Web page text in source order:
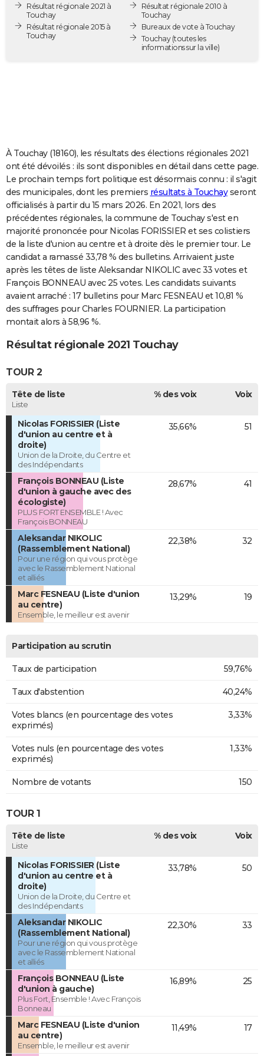
Destinations
City break
Voyage nature
Voyage de noces
Forum
PHOTO
GUIDES D'ACHAT
COPAINS D'AVANT
S'inscrire
Se connecter
Lycées
Collèges
Primaires
Universités
Entreprises
Service militaire
Avis de recherche
AVIS DE DÉCÈS
FORUM
Bricolage
Lifestyle
Culture
Sport
Auto
Television
Voyage
Cinema
Résultat régionale 2021 à
Touchay
Résultat régionale 2015 à
Touchay
Résultat régionale 2010 à
Touchay
Bureaux de vote à Touchay
Touchay(toutes les
informations sur la ville)
À Touchay (18160), les résultats des élections régionales 2021
ont été dévoilés : ils sont disponibles en détail dans cette page.
Le prochain temps fort politique est désormais connu : il s'agit
des municipales, dont les premiers résultats à Touchayseront
officialisés à partir du 15 mars 2026. En 2021, lors des
précédentes régionales, la commune de Touchay s'est en
majorité prononcée pour Nicolas FORISSIER et ses colistiers
de la liste d'union au centre et à droite dès le premier tour. Le
candidat a ramassé 33,78 % des bulletins. Arrivaient juste
après les têtes de liste Aleksandar NIKOLIC avec 33 votes et
François BONNEAU avec 25 votes. Les candidats suivants
avaient arraché : 17 bulletins pour Marc FESNEAU et 10,81 %
des suffrages pour Charles FOURNIER. La participation
montait alors à 58,96 %.
Résultat régionale 2021 Touchay
TOUR 2
Tête de liste
Liste
% des voix Voix
Nicolas FORISSIER (Liste
d'union au centre et à
droite)
Union de la Droite, du Centre et
des Indépendants
35,66% 51
François BONNEAU (Liste
d'union à gauche avec des
écologiste)
PLUS FORT ENSEMBLE ! Avec
François BONNEAU
28,67% 41
Aleksandar NIKOLIC
(Rassemblement National)
Pour une région qui vous protège
avec le Rassemblement National
et alliés
22,38% 32
Marc FESNEAU (Liste d'union
au centre)
Ensemble, le meilleur est avenir
13,29% 19
Participation au scrutin
Taux de participation 59,76%
Taux d'abstention 40,24%
Votes blancs (en pourcentage des votes
exprimés)
3,33%
Votes nuls (en pourcentage des votes
exprimés)
1,33%
Nombre de votants 150
TOUR 1
Tête de liste
Liste
% des voix Voix
Nicolas FORISSIER (Liste
d'union au centre et à
droite)
Union de la Droite, du Centre et
des Indépendants
33,78% 50
Aleksandar NIKOLIC
(Rassemblement National)
Pour une région qui vous protège
avec le Rassemblement National
et alliés
22,30% 33
François BONNEAU (Liste
d'union à gauche)
Plus Fort, Ensemble ! Avec François
Bonneau
16,89% 25
Marc FESNEAU (Liste d'union
au centre)
Ensemble, le meilleur est avenir
11,49% 17